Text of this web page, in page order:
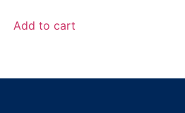
Add to cart